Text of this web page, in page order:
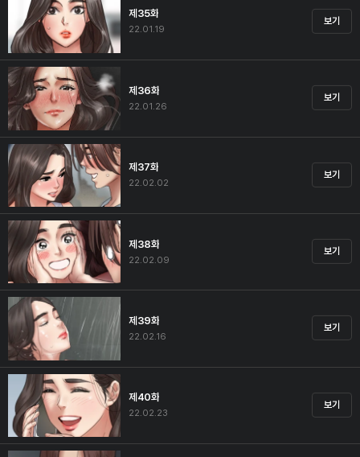
제35화
22.01.19
보기
제36화
22.01.26
보기
제37화
22.02.02
보기
제38화
22.02.09
보기
제39화
22.02.16
보기
제40화
22.02.23
보기